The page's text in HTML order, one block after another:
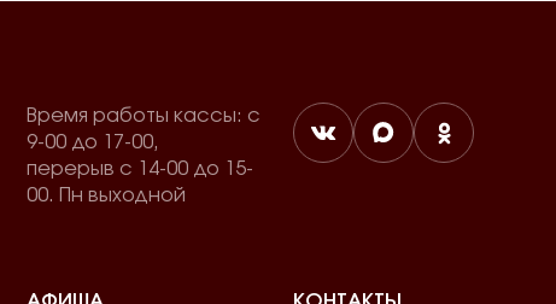
Время работы кассы: с
9-00 до 17-00,
перерыв с 14-00 до 15-
00. Пн выходной